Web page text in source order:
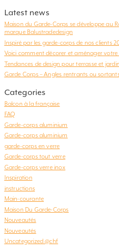
Latest news
Maison du Garde-Corps se développe au
marque Balustradedesign
Inspiré par les garde-corps de nos clients
Voici comment décorer et aménager
Tendances de design pour terrasse et
Garde Corps – Angles rentrants ou
Categories
Balcon à la française
FAQ
Garde-corps aluminium
Garde-corps aluminium
garde-corps en verre
Garde-corps tout verre
Garde-corps verre inox
Inspiration
instructions
Main-courante
Maison Du Garde-Corps
Nouveautés
Nouveautés
Uncategorized @chf